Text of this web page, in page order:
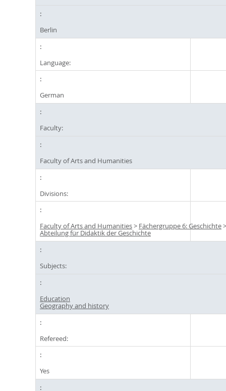
Berlin
Language:
German
Faculty:
Faculty of Arts and Humanities
Divisions:
Faculty of Arts and Humanities> Fächergruppe 6: Geschichte
Abteilung für Didaktik der Geschichte
Subjects:
Education
Geography and history
Refereed:
Yes